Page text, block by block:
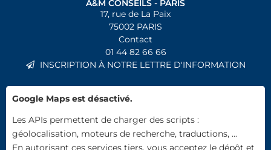
A&M CONSEILS - PARIS
17, rue de La Paix
75002 PARIS
Contact
01 44 82 66 66
INSCRIPTION À NOTRE LETTRE D'INFORMATION
Google Maps est désactivé.
Les APIs permettent de charger des scripts :
géolocalisation, moteurs de recherche, traductions, ...
En autorisant ces services tiers, vous acceptez le dépôt et